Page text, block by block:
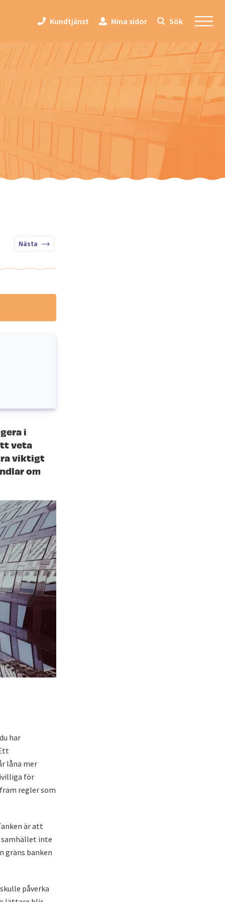
Kundtjänst Mina sidor Sök
Nästa
i
veta
viktigt
om
har
låna mer
för
regler som
är att
samhället inte
gräns banken
påverka